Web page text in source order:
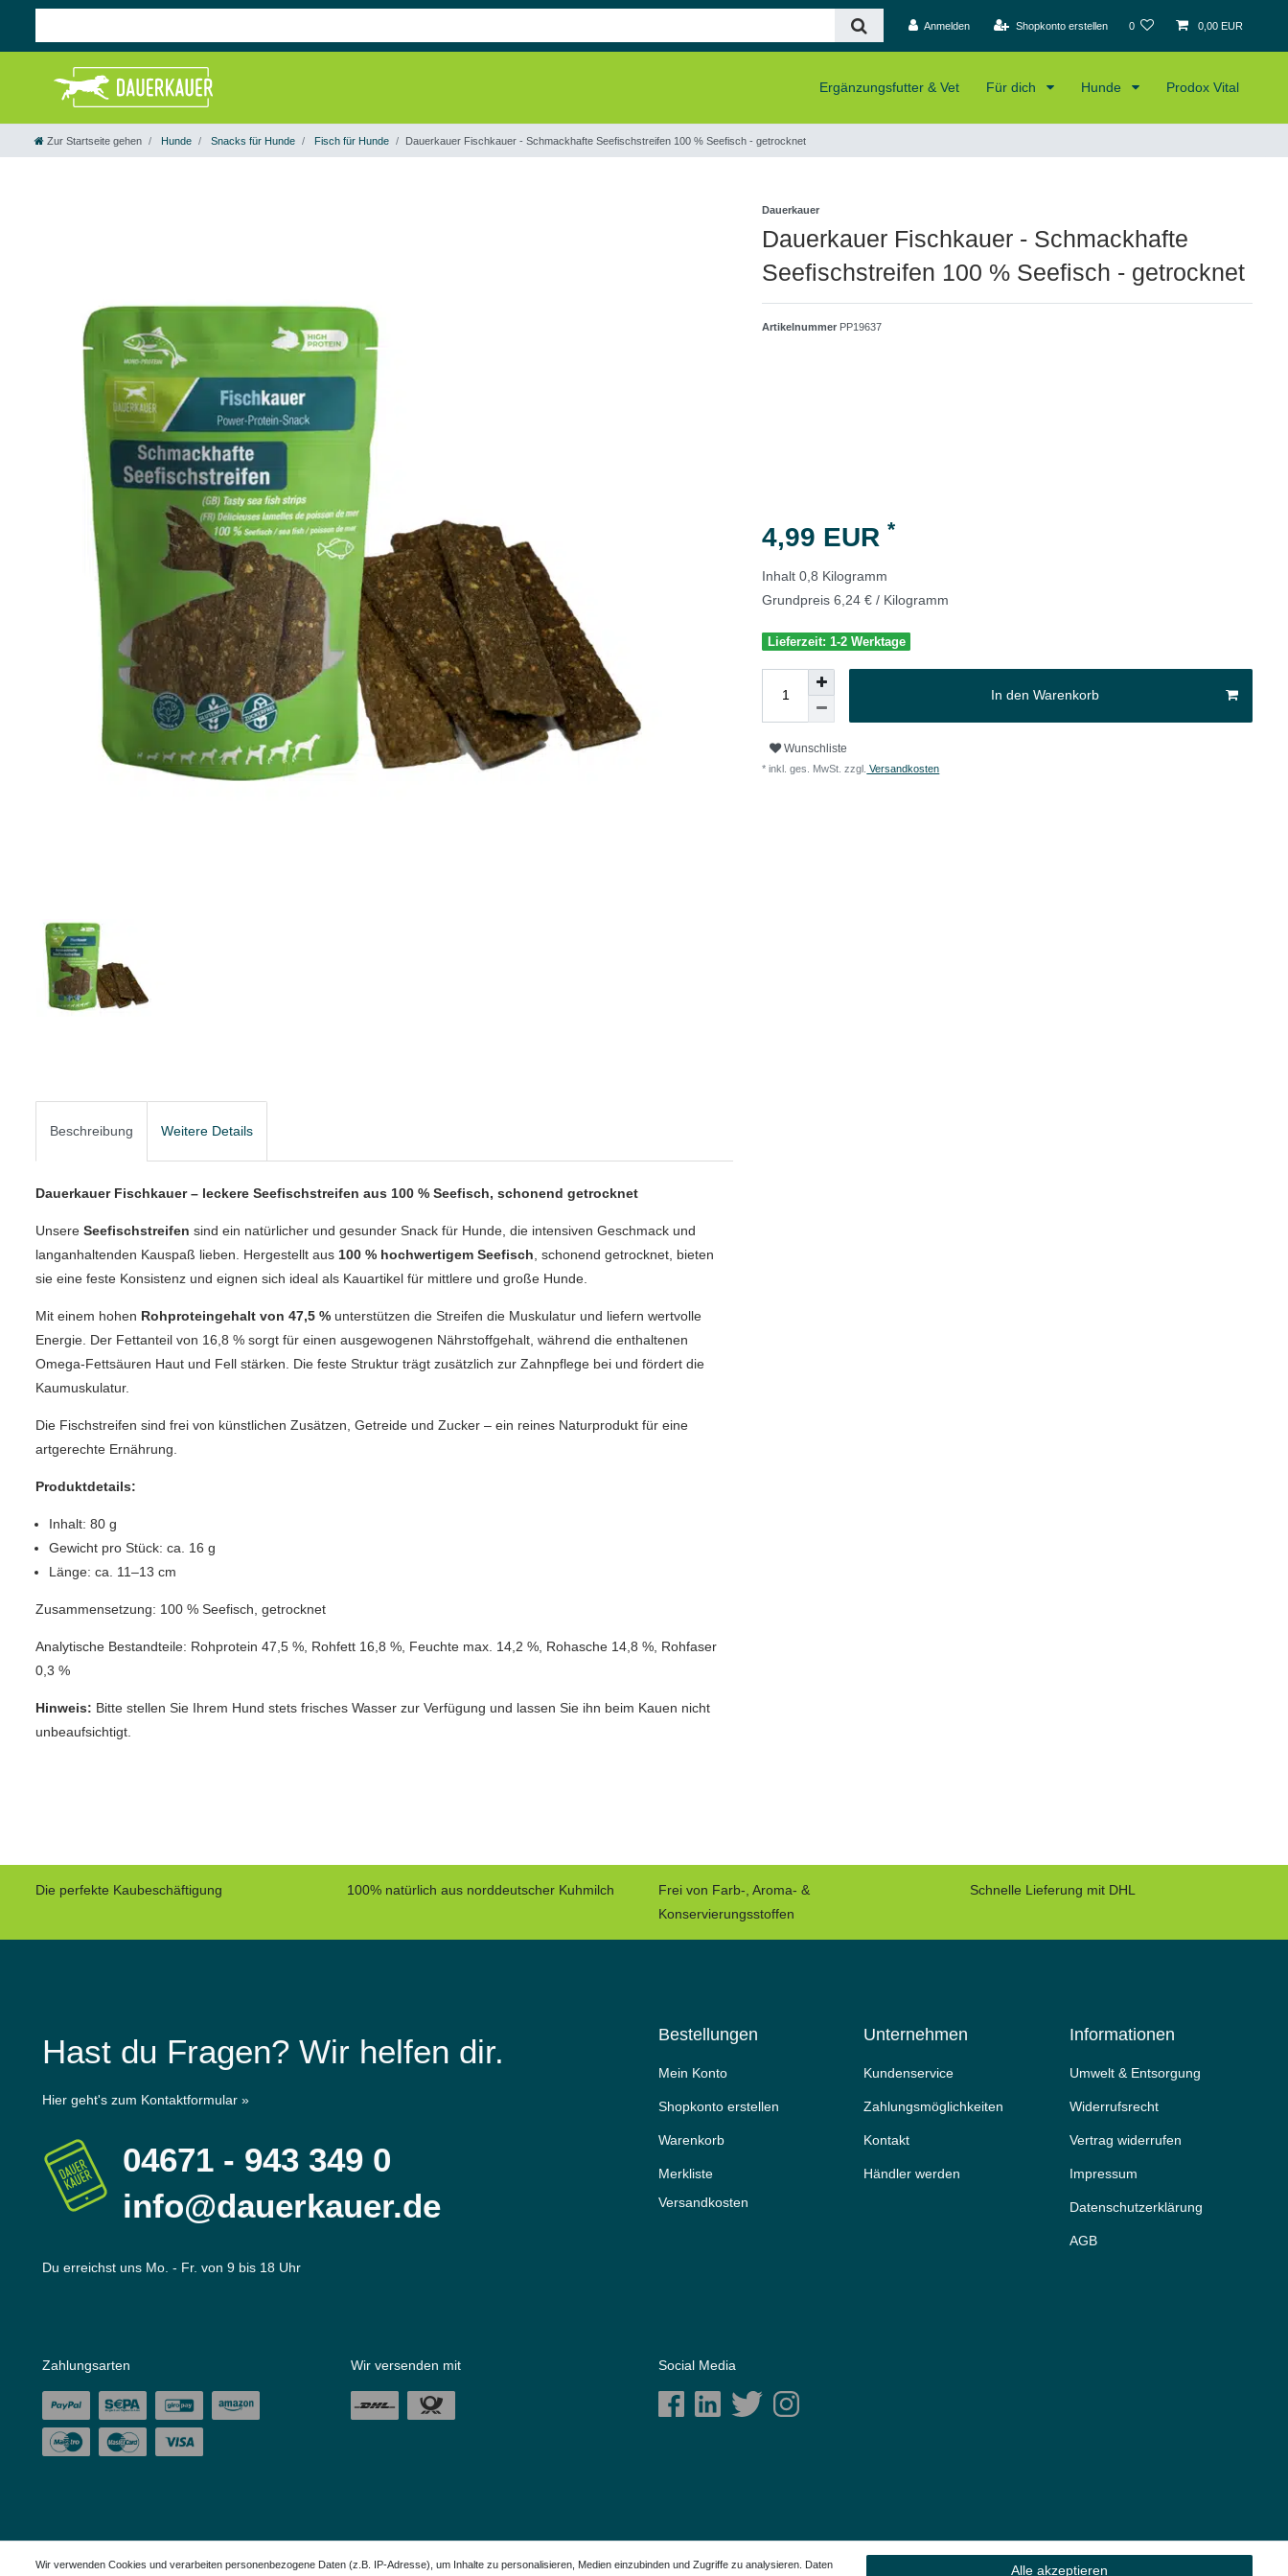
Anmelden Shopkonto erstellen 0 0,00 EUR
Ergänzungsfutter & Vet Für dich Hunde Prodox Vital
Zur Startseite gehen Hunde Snacks für Hunde Fisch für Hunde Dauerkauer Fischkauer - Schmackhafte Seefischstreifen 100 % Seefisch - getrocknet
Dauerkauer
Dauerkauer Fischkauer - Schmackhafte
Seefischstreifen 100 % Seefisch - getrocknet
Artikelnummer PP19637
4,99 EUR*
Inhalt0,8 Kilogramm
Grundpreis6,24 € / Kilogramm
Lieferzeit: 1-2 Werktage
In den Warenkorb
Wunschliste
* inkl. ges. MwSt. zzgl. Versandkosten
Beschreibung Weitere Details
Dauerkauer Fischkauer – leckere Seefischstreifen aus 100 % Seefisch, schonend getrocknet
Unsere Seefischstreifen sind ein natürlicher und gesunder Snack für Hunde, die intensiven Geschmack und
langanhaltenden Kauspaß lieben. Hergestellt aus 100 % hochwertigem Seefisch, schonend getrocknet, bieten
sie eine feste Konsistenz und eignen sich ideal als Kauartikel für mittlere und große Hunde.
Mit einem hohen Rohproteingehalt von 47,5 % unterstützen die Streifen die Muskulatur und liefern wertvolle
Energie. Der Fettanteil von 16,8 % sorgt für einen ausgewogenen Nährstoffgehalt, während die enthaltenen
Omega-Fettsäuren Haut und Fell stärken. Die feste Struktur trägt zusätzlich zur Zahnpflege bei und fördert die
Kaumuskulatur.
Die Fischstreifen sind frei von künstlichen Zusätzen, Getreide und Zucker – ein reines Naturprodukt für eine
artgerechte Ernährung.
Produktdetails:
Inhalt: 80 g
Gewicht pro Stück: ca. 16 g
Länge: ca. 11–13 cm
Zusammensetzung: 100 % Seefisch, getrocknet
Analytische Bestandteile: Rohprotein 47,5 %, Rohfett 16,8 %, Feuchte max. 14,2 %, Rohasche 14,8 %, Rohfaser
0,3 %
Hinweis: Bitte stellen Sie Ihrem Hund stets frisches Wasser zur Verfügung und lassen Sie ihn beim Kauen nicht
unbeaufsichtigt.
Die perfekte Kaubeschäftigung 100% natürlich aus norddeutscher Kuhmilch
Frei von Farb-, Aroma- &
Konservierungsstoffen
Schnelle Lieferung mit DHL
Hast du Fragen? Wir helfen dir.
Hier geht's zum Kontaktformular »
04671 - 943 349 0
info@dauerkauer.de
Du erreichst uns Mo. - Fr. von 9 bis 18 Uhr
Bestellungen
Mein Konto
Shopkonto erstellen
Warenkorb
Merkliste
Versandkosten
Unternehmen
Kundenservice
Zahlungsmöglichkeiten
Kontakt
Händler werden
Informationen
Umwelt & Entsorgung
Widerrufs­recht
Vertrag widerrufen
Impressum
Daten­schutz­erklärung
AGB
Zahlungsarten Wir versenden mit Social Media
Wir verwenden Cookies und verarbeiten personenbezogene Daten (z.B. IP-Adresse), um Inhalte zu personalisieren, Medien einzubinden und Zugriffe zu analysieren. Daten Alle akzeptieren